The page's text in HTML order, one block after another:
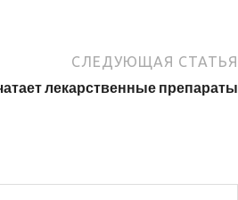
СЛЕДУЮЩАЯ СТАТЬЯ
лекарственные препараты